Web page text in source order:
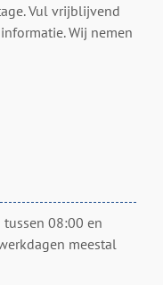
Vul vrijblijvend
Wij nemen
08:00 en
meestal